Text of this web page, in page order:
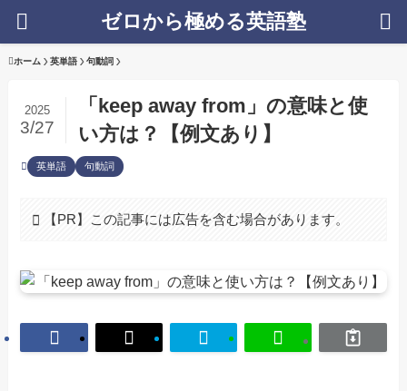
ゼロから極める英語塾
ホーム 英単語 句動詞
「keep away from」の意味と使
い方は？【例文あり】
2025
3/27
英単語 句動詞
【PR】この記事には広告を含む場合があります。